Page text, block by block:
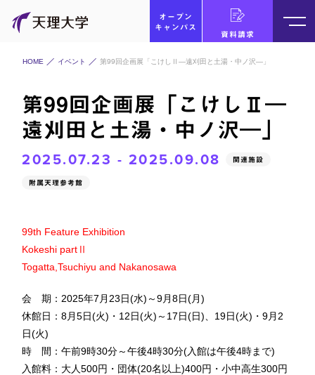
オープン
キャンパス
資料請求
HOME イベント 第99回企画展「こけしⅡ―遠刈田と土湯・中ノ沢―」
第99回企画展「こけしⅡ―
遠刈田と土湯・中ノ沢―」
2025.07.23 - 2025.09.08 関連施設
附属天理参考館
99th Feature Exhibition
Kokeshi partⅡ
Togatta,Tsuchiyu and Nakanosawa
会 期：2025年7月23日(水)～9月8日(月)
休館日：8月5日(火)・12日(火)～17日(日)、19日(火)・9月2
日(火)
時 間：午前9時30分～午後4時30分(入館は午後4時まで)
入館料：大人500円・団体(20名以上)400円・小中高生300円